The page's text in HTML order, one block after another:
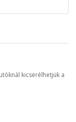
kicserélhetjük a